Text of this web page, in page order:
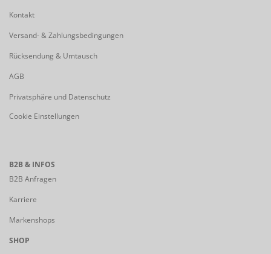
Kontakt
Versand- & Zahlungsbedingungen
Rücksendung & Umtausch
AGB
Privatsphäre und Datenschutz
Cookie Einstellungen
B2B & INFOS
B2B Anfragen
Karriere
Markenshops
SHOP